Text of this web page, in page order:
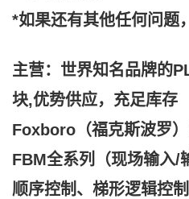
*如果还有其他任何问题
主营：世界知名品牌的
块,优势供应，充足库存
Foxboro（福克斯波罗
FBM全系列（现场输入/
顺序控制、梯形逻辑控